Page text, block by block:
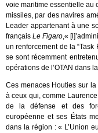
voie maritime essentielle au
missiles, par des navires
Leader appartenant à une
français Le Figaro,«
un renforcement de la
se sont récemment
opérations de l’OTAN dans
Ces menaces Houties sur
à ceux qui, comme
de la défense et des
européenne et ses États
dans la région : « L’Union